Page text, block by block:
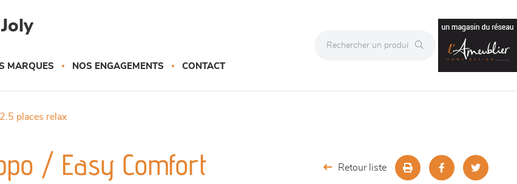
MARQUES NOS ENGAGEMENTS CONTACT
2.5 places relax
/ Easy Comfort Retour liste